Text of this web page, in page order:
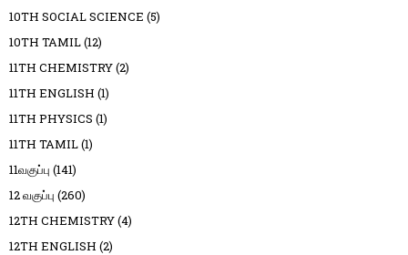
10TH SOCIAL SCIENCE (5)
10TH TAMIL(12)
11TH CHEMISTRY(2)
11TH ENGLISH (1)
11TH PHYSICS (1)
11TH TAMIL(1)
11வகுப்பு (141)
12 வகுப்பு (260)
12TH CHEMISTRY(4)
12TH ENGLISH (2)